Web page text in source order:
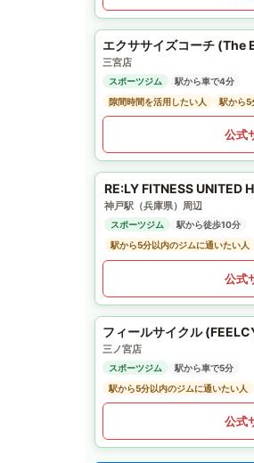
エクササイズコーチ
三宮店
スポーツジム
駅から車で4分
隙間時間を活用したい人
駅から5
公式
RE:LY FITNESS UNITED
神戸駅（兵庫県）周辺
スポーツジム
駅から徒歩10分
駅から5分以内のジムに通いたい人
公式
フィールサイクル
三ノ宮店
スポーツジム
駅から車で5分
駅から5分以内のジムに通いたい人
公式